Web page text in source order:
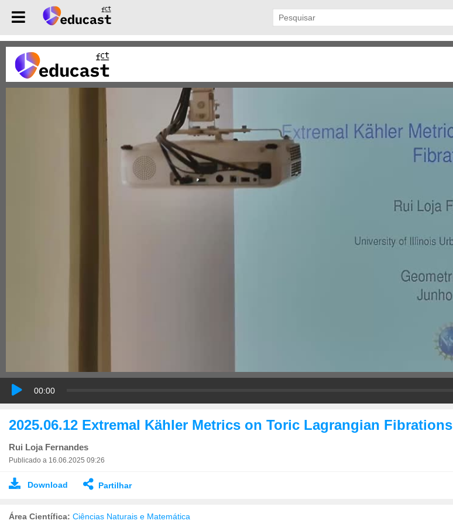
00:00
2025.06.12 Extremal Kähler Metrics on Toric Lagrangian Fibrations
Rui Loja Fernandes
Publicado a 16.06.2025 09:26
Download Partilhar
Área Científica: Ciências Naturais e Matemática